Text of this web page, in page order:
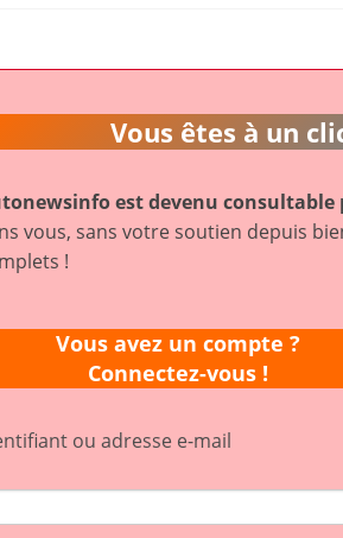
Vous êtes à un
est devenu
vous, sans votre soutien depuis
!
Vous avez un compte ?
Connectez-vous !
ou adresse e-mail